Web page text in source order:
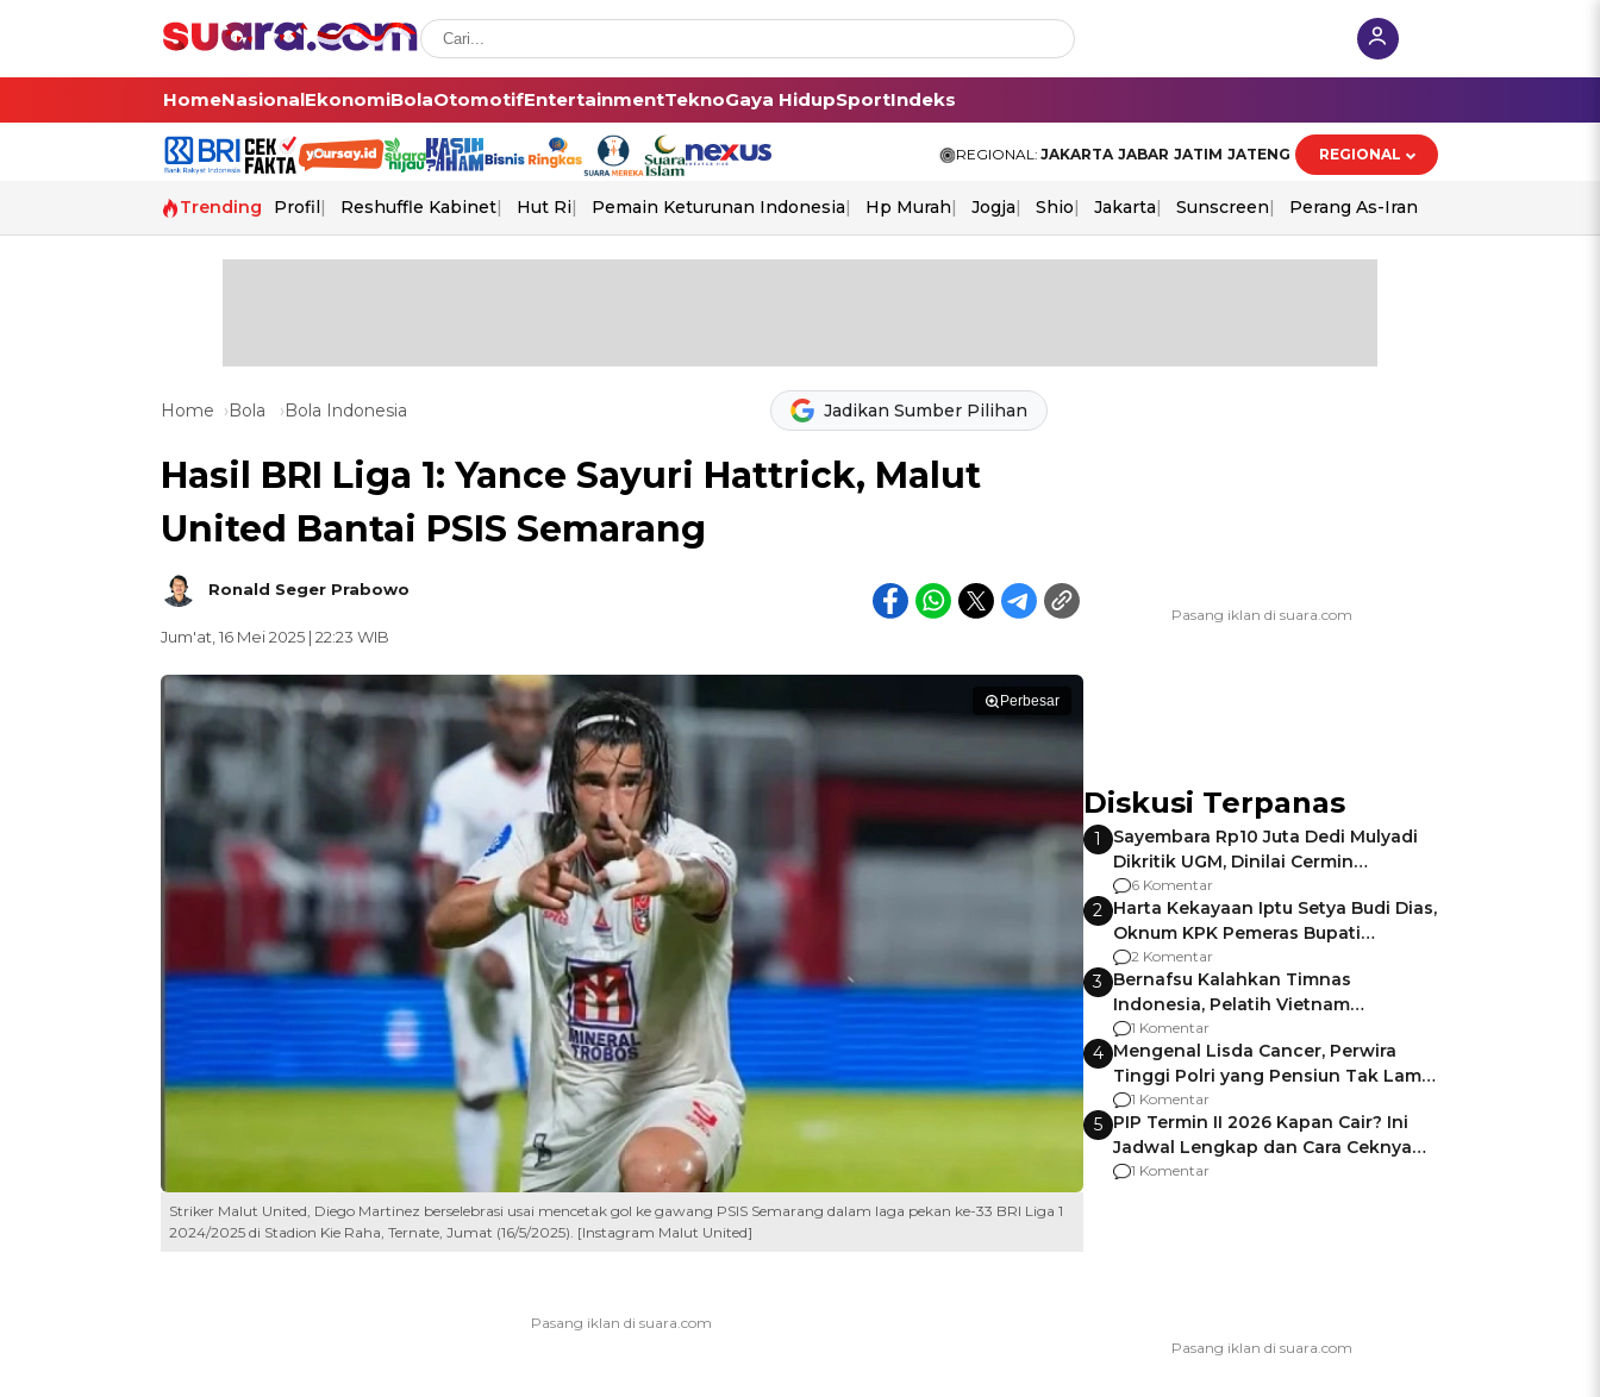
HomeNasionalEkonomiBolaOtomotifEntertainmentTeknoGaya HidupSportIndeks
REGIONAL: JAKARTA JABAR JATIM JATENG REGIONAL
Trending Profil Reshuffle Kabinet Hut Ri Pemain Keturunan Indonesia Hp Murah Jogja Shio Jakarta Sunscreen Perang As-Iran
Home Bola Bola Indonesia Jadikan Sumber Pilihan
Hasil BRI Liga 1: Yance Sayuri Hattrick, Malut
United Bantai PSIS Semarang
Ronald Seger Prabowo
Jum'at, 16 Mei 2025 | 22:23 WIB
Perbesar
Striker Malut United, Diego Martinez berselebrasi usai mencetak gol ke gawang PSIS Semarang dalam laga pekan ke-33 BRI Liga 1
2024/2025 di Stadion Kie Raha, Ternate, Jumat (16/5/2025). [Instagram Malut United]
Diskusi Terpanas
1
Sayembara Rp10 Juta Dedi Mulyadi
Dikritik UGM, Dinilai Cermin
Gagalnya Negara Jamin Keamanan
6 Komentar
2 Harta Kekayaan Iptu Setya Budi Dias,
Oknum KPK Pemeras Bupati
Pemalang
2 Komentar
3 Bernafsu Kalahkan Timnas
Indonesia, Pelatih Vietnam
Berencana Pakai Jimat di Pakansari
1 Komentar
4 Mengenal Lisda Cancer, Perwira
Tinggi Polri yang Pensiun Tak Lama
Usai Jadi Brigjen
1 Komentar
5 PIP Termin II 2026 Kapan Cair? Ini
Jadwal Lengkap dan Cara Ceknya
agar Dana Tidak Hangus!
1 Komentar